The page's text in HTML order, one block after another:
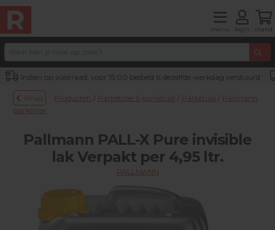
menu login mand
Indien op voorraad, voor 15:00 besteld is dezelfde werkdag verstuurd
Terug Producten / Parketolie & parketlak / Parketlak / Pallmann
parketlak
Pallmann PALL-X Pure invisible
lak Verpakt per 4,95 ltr.
PALLMANN